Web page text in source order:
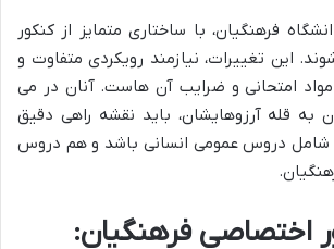
فرهنگیان، با ساختاری متمایز از کنکور
این تغییرات، نیازمند رویکردی متفاوت و
امتحانی و ضرایب آن هاست. آنان در می
به قله آرزوهایشان، باید نقشه راهی دقیق
شامل دروس عمومی انسانی باشد و هم دروس
اختصاصی فرهنگیان: